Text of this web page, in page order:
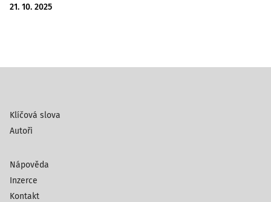
21. 10. 2025
Klíčová slova
Autoři
Nápověda
Inzerce
Kontakt